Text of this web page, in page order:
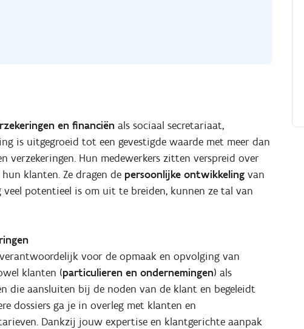
en financiën als sociaal secretariaat,
is uitgegroeid tot een gevestigde waarde met meer dan
verzekeringen. Hun medewerkers zitten verspreid over
klanten. Ze dragen de persoonlijke ontwikkeling van
potentieel is om uit te breiden, kunnen ze tal van
voor de opmaak en opvolging van
klanten (particulieren en ondernemingen) als
die aansluiten bij de noden van de klant en begeleidt
dossiers ga je in overleg met klanten en
Dankzij jouw expertise en klantgerichte aanpak